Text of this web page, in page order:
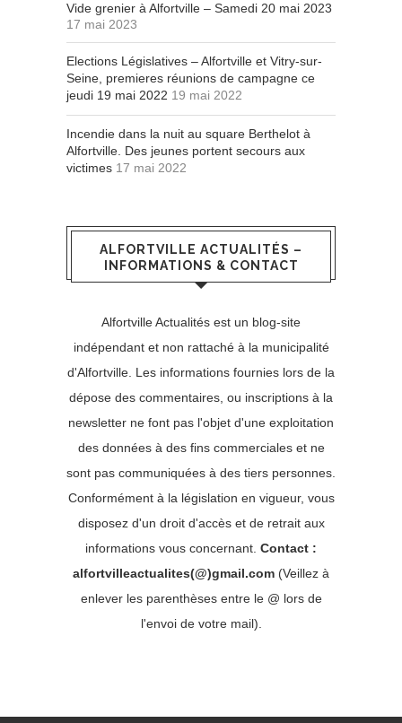
Vide grenier à Alfortville – Samedi 20 mai 2023
17 mai 2023
Elections Législatives – Alfortville et Vitry-sur-
Seine, premieres réunions de campagne ce
jeudi 19 mai 2022 19 mai 2022
Incendie dans la nuit au square Berthelot à
Alfortville. Des jeunes portent secours aux
victimes 17 mai 2022
ALFORTVILLE ACTUALITÉS –
INFORMATIONS & CONTACT
Alfortville Actualités est un blog-site
indépendant et non rattaché à la municipalité
d'Alfortville. Les informations fournies lors de la
dépose des commentaires, ou inscriptions à la
newsletter ne font pas l'objet d'une exploitation
des données à des fins commerciales et ne
sont pas communiquées à des tiers personnes.
Conformément à la législation en vigueur, vous
disposez d'un droit d'accès et de retrait aux
informations vous concernant. Contact :
alfortvilleactualites(@)gmail.com (Veillez à
enlever les parenthèses entre le @ lors de
l'envoi de votre mail).